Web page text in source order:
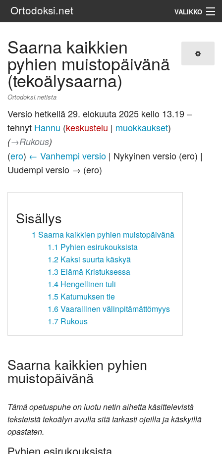
Ortodoksi.net VALIKKO
Haku
Saarna kaikkien
pyhien muistopäivänä
(tekoälysaarna)
Ortodoksi.netista
Versio hetkellä 29. elokuuta 2025 kello 13.19 –
tehnyt Hannu (keskustelu | muokkaukset)
(→‎Rukous)
(ero) ← Vanhempi versio | Nykyinen versio (ero) |
Uudempi versio → (ero)
Sisällys
1 Saarna kaikkien pyhien muistopäivänä
1.1 Pyhien esirukouksista
1.2 Kaksi suurta käskyä
1.3 Elämä Kristuksessa
1.4 Hengellinen tuli
1.5 Katumuksen tie
1.6Vaarallinen välinpitämättömyys
1.7 Rukous
Saarna kaikkien pyhien
muistopäivänä
Tämä opetuspuhe on luotu netin aihetta käsittelevistä
teksteistä tekoälyn avulla sitä tarkasti ojeilla ja käskyillä
opastaten.
Pyhien esirukouksista